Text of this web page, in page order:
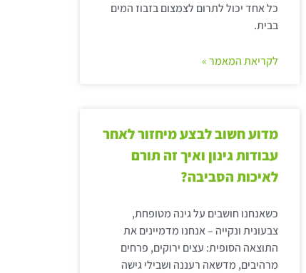
כל אחד יכול לתרום לצמצום בזבוז המים
בבית.
לקריאת המאמר »
מדוע חשוב לבצע מיחזור לאחר
עבודות גינון ואיך זה תורם
לאיכות הסביבה?
כשאנחנו חושבים על גינה מטופחת,
צבעונית ונקייה – אנחנו מדמיינים את
התוצאה הסופית: עצים ירוקים, פרחים
מרהיבים, מדשאה רעננה ושבילי גישה